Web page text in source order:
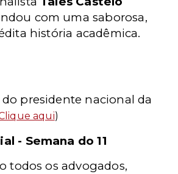
com uma saborosa,
história acadêmica.
presidente nacional da
aqui)
- Semana do 11
todos os advogados,